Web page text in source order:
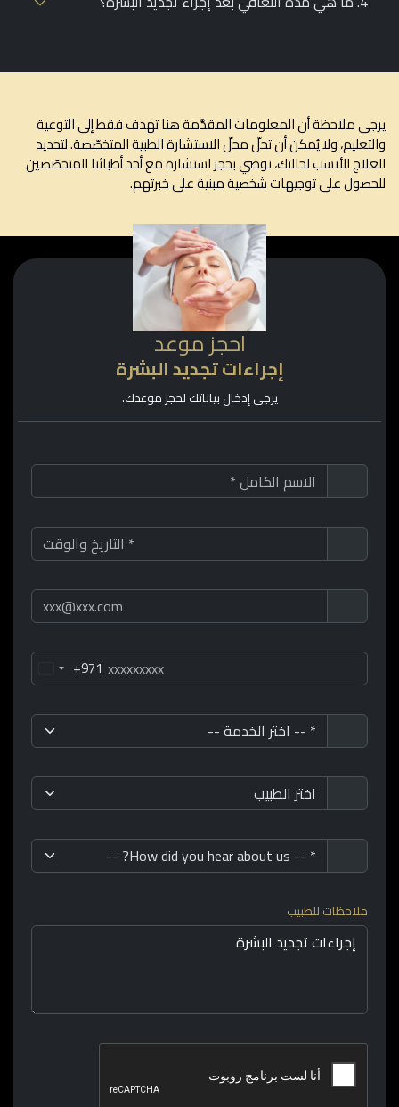
ملاحظة أن المعلومات المقدَّمة هنا تهدف فقط إلى التوعية
ولا يُمكن أن تحلّ محلّ الاستشارة الطبية المتخصّصة. لتحديد
الأنسب لحالتك، نوصي بحجز استشارة مع أحد أطبائنا المتخصّصين
على توجيهات شخصية مبنية على خبرتهم.
احجز موعد
إجراءات تجديد البشرة
يرجى إدخال بياناتك لحجز موعدك.
+971
ملاحظات للطبيب